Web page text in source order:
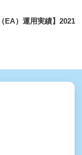
EA）運用実績】2021